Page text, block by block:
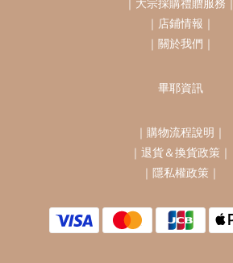
｜ 店鋪情報 ｜
｜ 關於我們 ｜
畢耶資訊
｜ 購物流程說明 ｜
｜ 退貨＆換貨政策 ｜
｜ 隱私權政策 ｜